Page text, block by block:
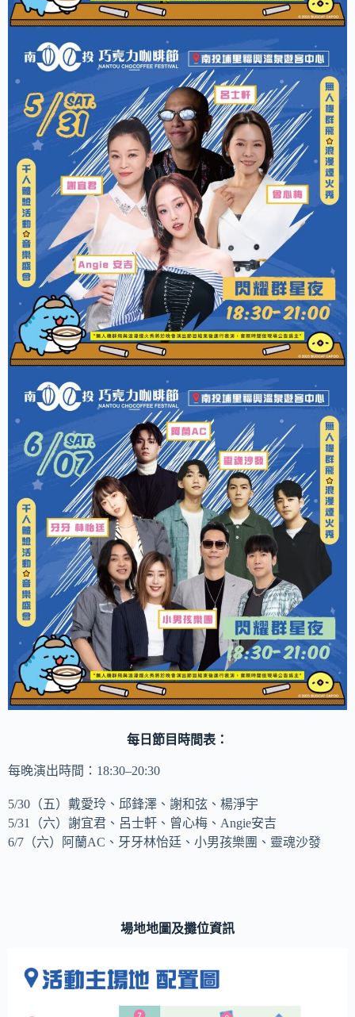
每日節目時間表：
每晚演出時間：18:30–20:30
5/30（五）戴愛玲、邱鋒澤、謝和弦、楊淨宇
5/31（六）謝宜君、呂士軒、曾心梅、Angie安吉
6/7（六）阿蘭AC、牙牙林怡廷、小男孩樂團、靈魂沙發
場地地圖及攤位資訊